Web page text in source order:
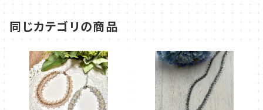
同じカテゴリの商品